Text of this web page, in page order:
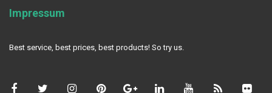
Impressum
Best service, best prices, best products! So try us.